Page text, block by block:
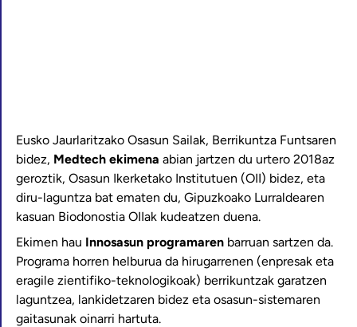
Eusko Jaurlaritzako Osasun Sailak, Berrikuntza Funtsaren
bidez, Medtech ekimena abian jartzen du urtero 2018az
geroztik, Osasun Ikerketako Institutuen (OII) bidez, eta
diru-laguntza bat ematen du, Gipuzkoako Lurraldearen
kasuan Biodonostia OIIak kudeatzen duena.
Ekimen hau Innosasun programaren barruan sartzen da.
Programa horren helburua da hirugarrenen (enpresak eta
eragile zientifiko-teknologikoak) berrikuntzak garatzen
laguntzea, lankidetzaren bidez eta osasun-sistemaren
gaitasunak oinarri hartuta.